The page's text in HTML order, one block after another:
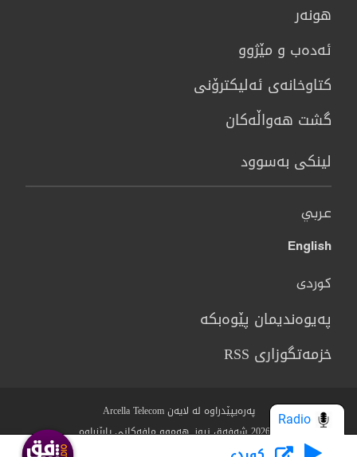
هونه‌ر
ئەدەب و مێژوو
كتاوخانه‌ی ئه‌ليكترۆنی
گشت هەواڵەکان
لینکی بەسوود
عربي
English
کوردی
پەیوەندیمان پێوەبکە
خزمەتگوزاری RSS
پەرەیپێدراوە لە لایەن Arcella Telecom
Radio